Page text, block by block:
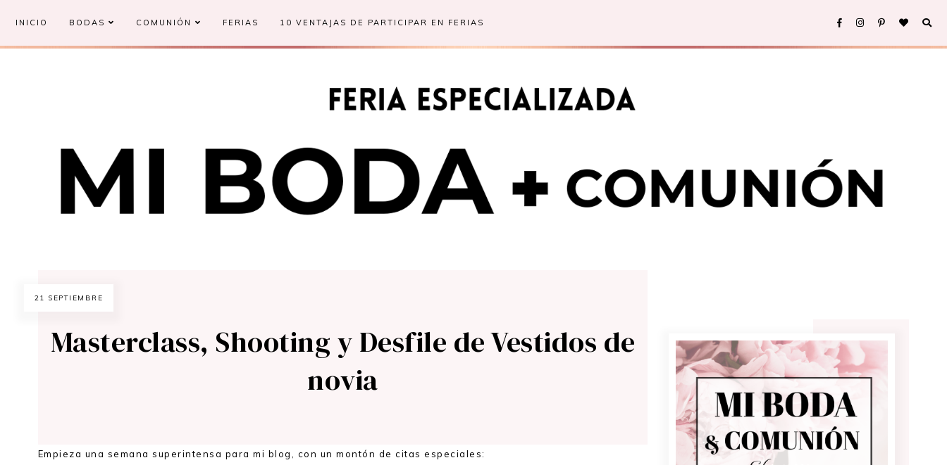
INICIO BODAS COMUNIÓN FERIAS 10 VENTAJAS DE PARTICIPAR EN FERIAS
21 SEPTIEMBRE
Masterclass, Shooting y Desfile de Vestidos de
novia
Empieza una semana superintensa para mi blog, con un montón de citas especiales: